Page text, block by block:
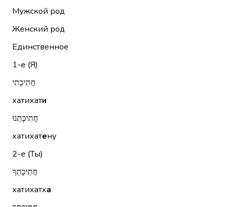
Мужской род
Женский род
Единственное
1-е (Я)
חֲתִיכָתִי
хатихати
חֲתִיכָתֵנוּ
хатихатену
2-е (Ты)
חֲתִיכָתְךָ
хатихатха